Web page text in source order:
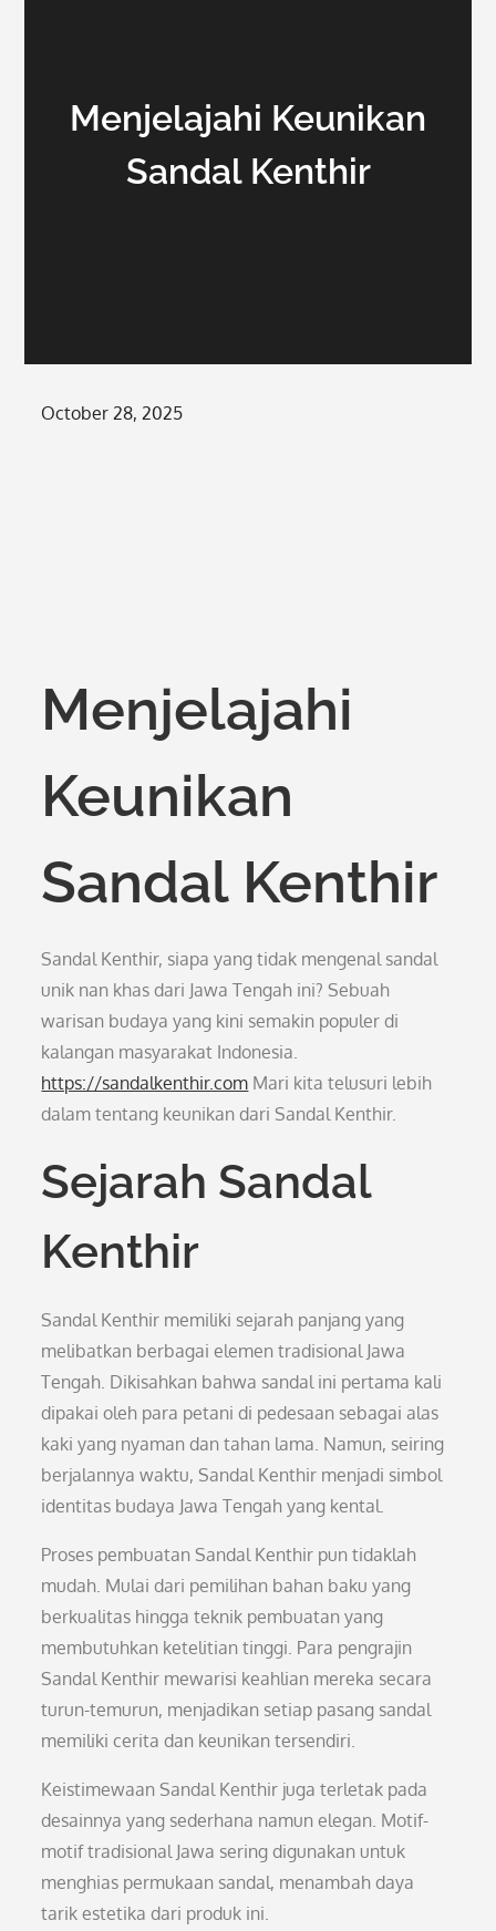
Menjelajahi Keunikan
Sandal Kenthir
Posted
October 28, 2025
Menjelajahi
Keunikan
Sandal Kenthir
Sandal Kenthir, siapa yang tidak mengenal sandal
unik nan khas dari Jawa Tengah ini? Sebuah
warisan budaya yang kini semakin populer di
kalangan masyarakat Indonesia.
https://sandalkenthir.com Mari kita telusuri lebih
dalam tentang keunikan dari Sandal Kenthir.
Sejarah Sandal
Kenthir
Sandal Kenthir memiliki sejarah panjang yang
melibatkan berbagai elemen tradisional Jawa
Tengah. Dikisahkan bahwa sandal ini pertama kali
dipakai oleh para petani di pedesaan sebagai alas
kaki yang nyaman dan tahan lama. Namun, seiring
berjalannya waktu, Sandal Kenthir menjadi simbol
identitas budaya Jawa Tengah yang kental.
Proses pembuatan Sandal Kenthir pun tidaklah
mudah. Mulai dari pemilihan bahan baku yang
berkualitas hingga teknik pembuatan yang
membutuhkan ketelitian tinggi. Para pengrajin
Sandal Kenthir mewarisi keahlian mereka secara
turun-temurun, menjadikan setiap pasang sandal
memiliki cerita dan keunikan tersendiri.
Keistimewaan Sandal Kenthir juga terletak pada
desainnya yang sederhana namun elegan. Motif-
motif tradisional Jawa sering digunakan untuk
menghias permukaan sandal, menambah daya
tarik estetika dari produk ini.